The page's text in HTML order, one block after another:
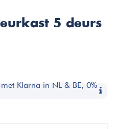
5 deurs
met Klarna in NL & BE, 0%